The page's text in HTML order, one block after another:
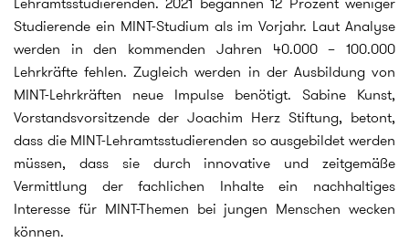
Studierende ein MINT-Studium als im Vorjahr. Laut Analyse
werden in den kommenden Jahren 40.000 – 100.000
Lehrkräfte fehlen. Zugleich werden in der Ausbildung von
MINT-Lehrkräften neue Impulse benötigt. Sabine Kunst,
Vorstandsvorsitzende der Joachim Herz Stiftung, betont,
dass die MINT-Lehramtsstudierenden so ausgebildet werden
müssen, dass sie durch innovative und zeitgemäße
Vermittlung der fachlichen Inhalte ein nachhaltiges
Interesse für MINT-Themen bei jungen Menschen wecken
können.